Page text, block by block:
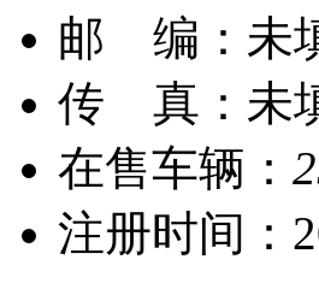
邮 编：未
传 真：未
在售车辆：
注册时间：